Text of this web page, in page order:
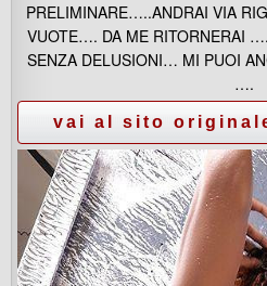
PRELIMINARE…..ANDRAI VIA
VUOTE…. DA ME RITORNERAI
SENZA DELUSIONI… MI PUOI
….